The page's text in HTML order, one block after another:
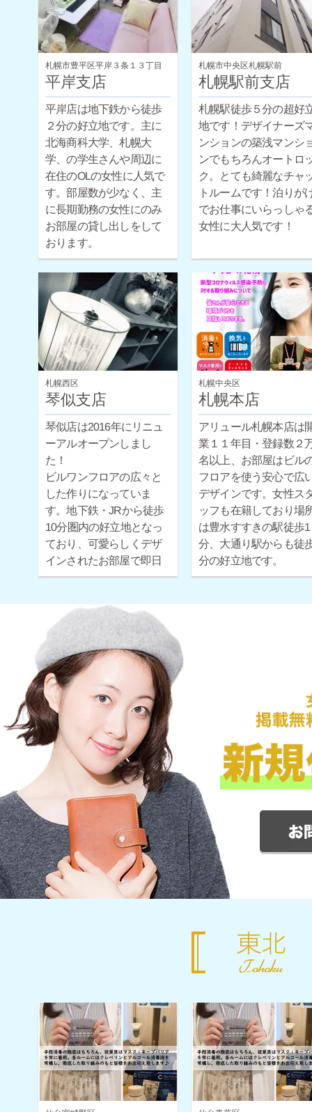
札幌市豊平区平岸３条１３丁目
平岸支店
平岸店は地下鉄から徒歩
２分の好立地です。主に
北海商科大学、札幌大
学、の学生さんや周辺に
在住のOLの女性に人気で
す。部屋数が少なく、主
に長期勤務の女性にのみ
お部屋の貸し出しをして
おります。
札幌市中央区札幌駅前
札幌駅前支店
札幌駅徒歩５分の超好
地です！デザイナーズ
ンションの築浅マンシ
ンでもちろんオートロ
ク。とても綺麗なチャ
トルームです！泊りが
でお仕事にいらっしゃ
女性に大人気です！
札幌西区
琴似支店
琴似店は2016年にリニュ
ーアルオープンしまし
た！
ビルワンフロアの広々と
した作りになっていま
す。地下鉄・JRから徒歩
10分圏内の好立地となっ
ており、可愛らしくデザ
インされたお部屋で即日
お
札幌中央区
札幌本店
アリュール札幌本店は
業１１年目・登録数２
名以上、お部屋はビル
フロアを使う安心で広
デザインです。女性ス
ッフも在籍しており場
は豊水すすきの駅徒歩1
分、大通り駅からも徒
分の好立地です。